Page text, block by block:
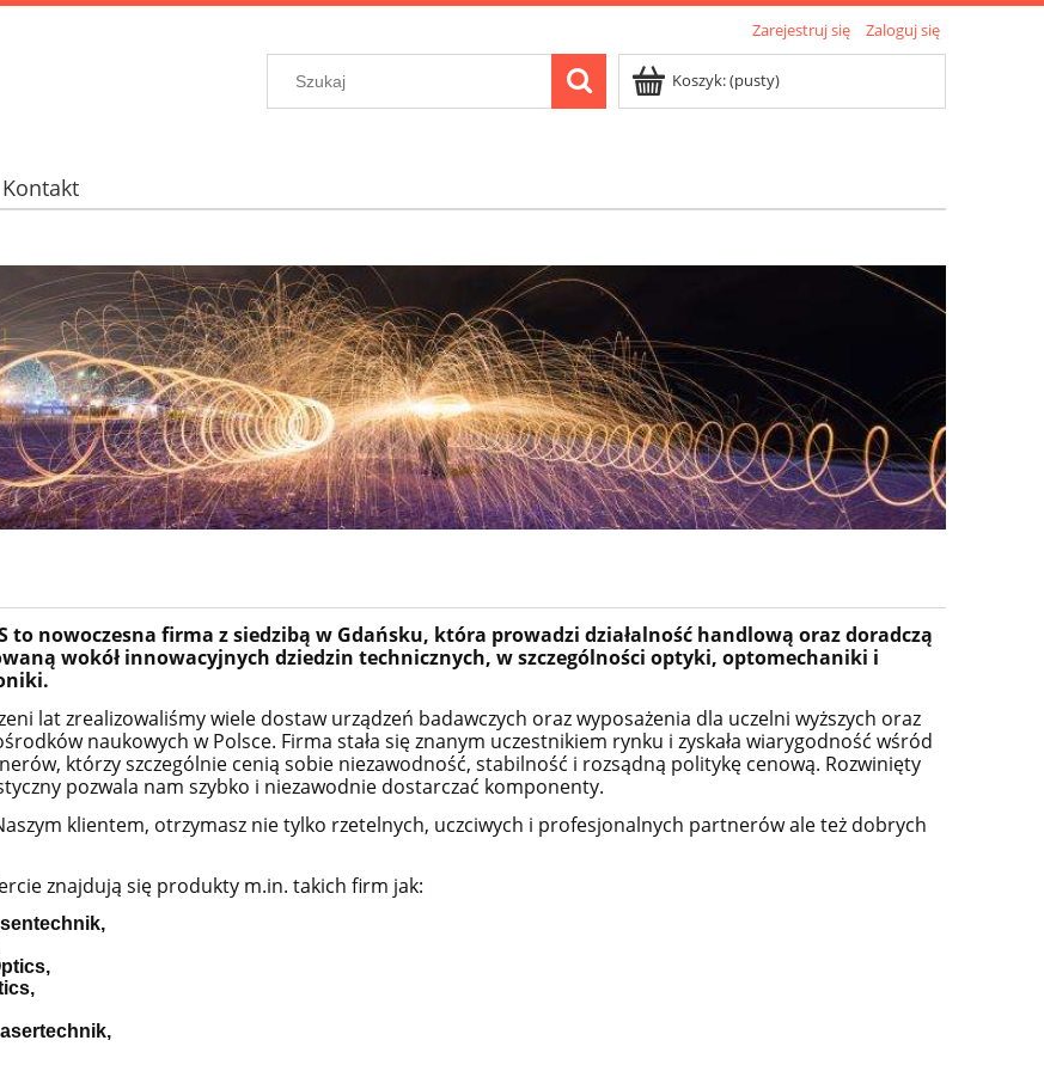
Zarejestruj się Zaloguj się
Koszyk:(pusty)
Kontakt
to nowoczesna firma z siedzibą w Gdańsku, która prowadzi działalność handlową oraz doradczą
wokół innowacyjnych dziedzin technicznych, w szczególności optyki, optomechaniki i
lat zrealizowaliśmy wiele dostaw urządzeń badawczych oraz wyposażenia dla uczelni wyższych oraz
naukowych w Polsce. Firma stała się znanym uczestnikiem rynku i zyskała wiarygodność wśród
którzy szczególnie cenią sobie niezawodność, stabilność i rozsądną politykę cenową. Rozwinięty
pozwala nam szybko i niezawodnie dostarczać komponenty.
klientem, otrzymasz nie tylko rzetelnych, uczciwych i profesjonalnych partnerów ale też dobrych
znajdują się produkty m.in. takich firm jak: